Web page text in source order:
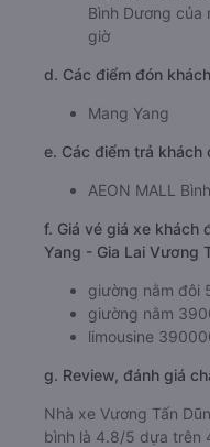
Bình Dương của
giờ
d. Các điểm đón
Mang Yang
e. Các điểm trả khách
AEON MALL
f. Giá vé giá xe khách
Yang - Gia Lai Vương
giường nằm đôi
giường nằm
limousine
g. Review, đánh giá
Nhà xe Vương Tấn
bình là 4.8/5 dựa trên